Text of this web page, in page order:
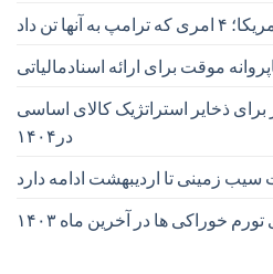
آنها تن داد
موقت برای ارائه اسنادمالیاتی
برای ذخایر استراتژیک کالای اساسی
در۱۴۰۴
سیب زمینی تا اردیبهشت ادامه دارد